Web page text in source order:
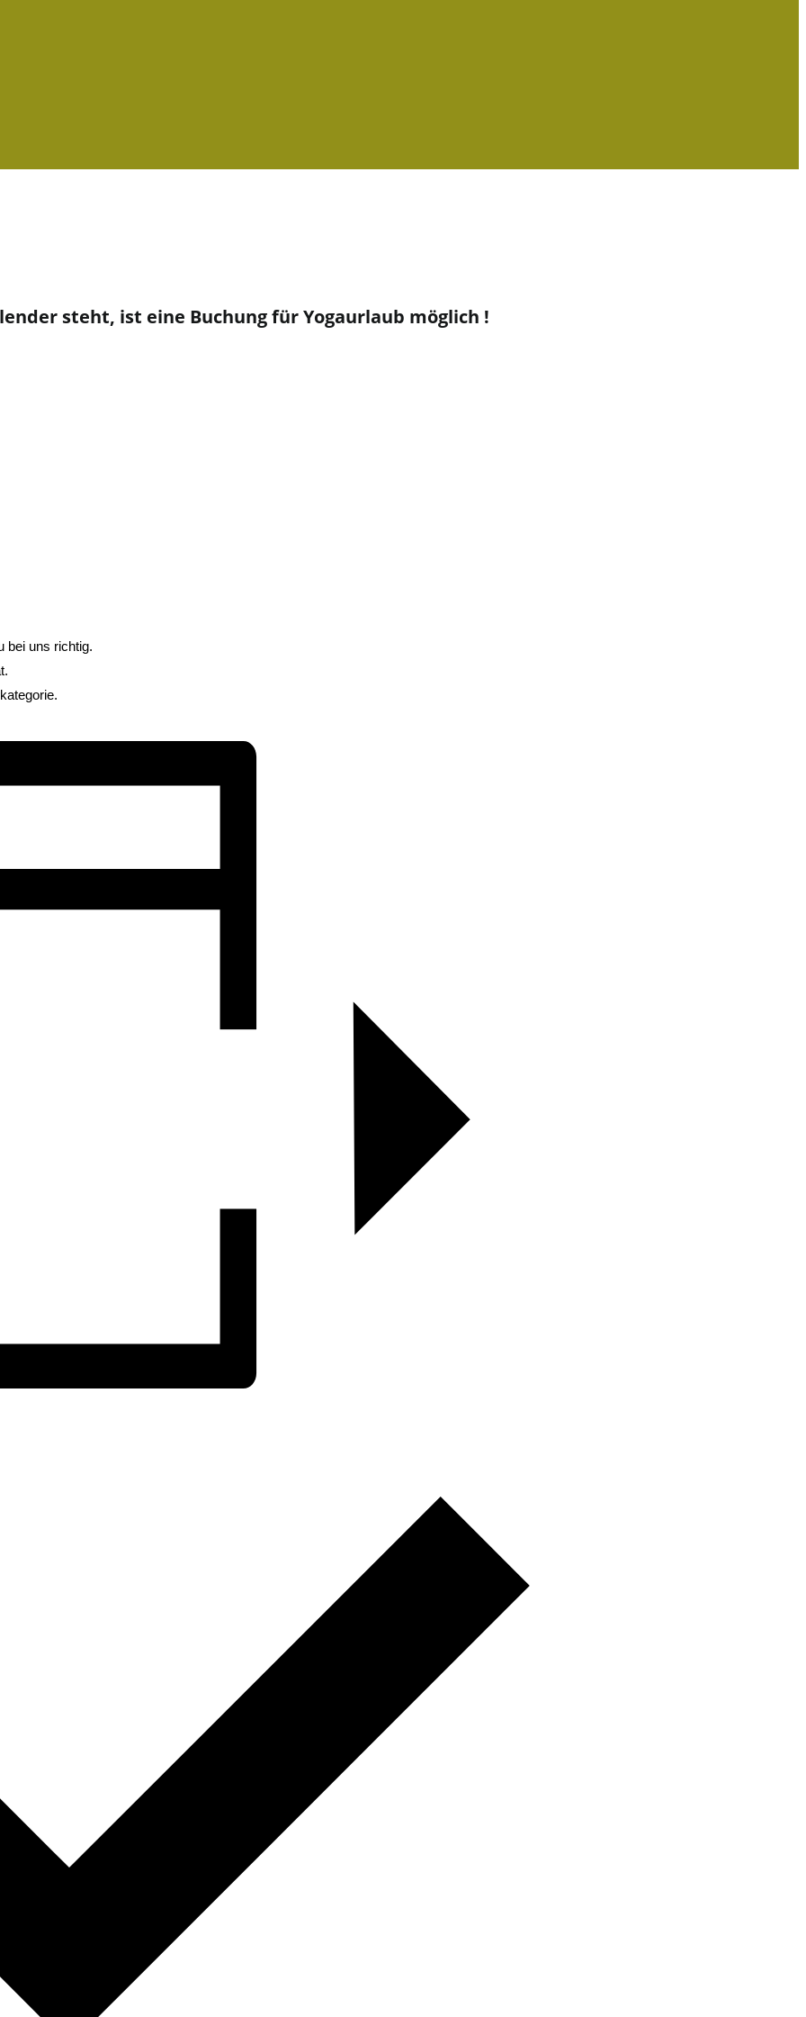
steht, ist eine Buchung für Yogaurlaub möglich !​
bei uns richtig.